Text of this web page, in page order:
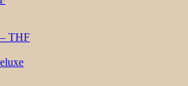
THF